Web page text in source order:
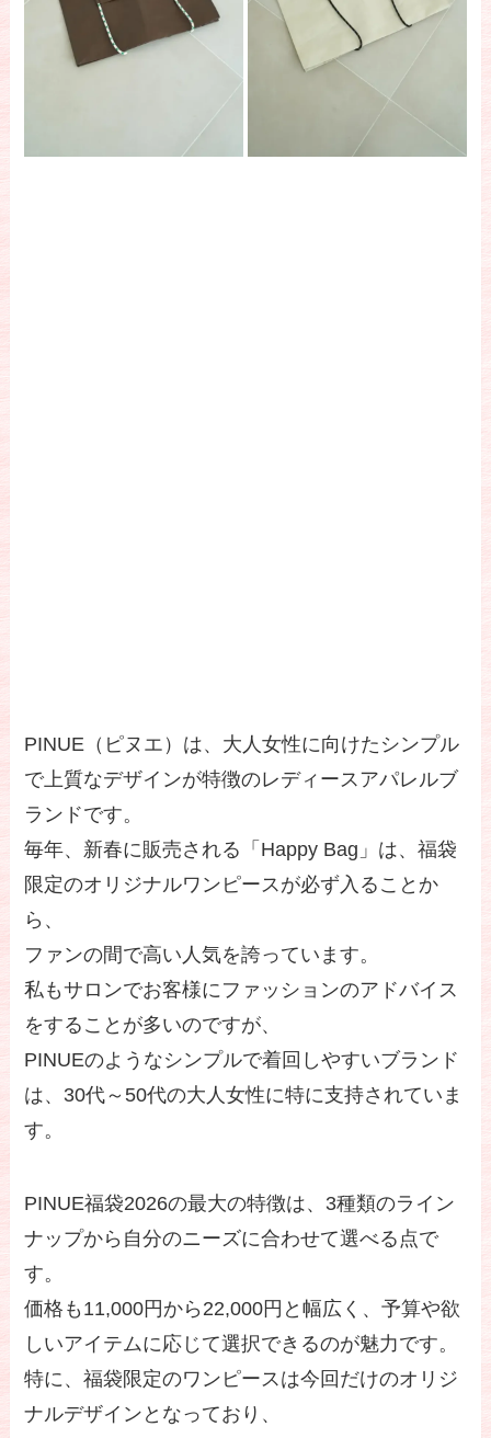
PINUE（ピヌエ）は、大人女性に向けたシンプル
で上質なデザインが特徴のレディースアパレルブ
ランドです。
毎年、新春に販売される「Happy Bag」は、福袋
限定のオリジナルワンピースが必ず入ることか
ら、
ファンの間で高い人気を誇っています。
私もサロンでお客様にファッションのアドバイス
をすることが多いのですが、
PINUEのようなシンプルで着回しやすいブランド
は、30代～50代の大人女性に特に支持されていま
す。
PINUE福袋2026の最大の特徴は、3種類のライン
ナップから自分のニーズに合わせて選べる点で
す。
価格も11,000円から22,000円と幅広く、予算や欲
しいアイテムに応じて選択できるのが魅力です。
特に、福袋限定のワンピースは今回だけのオリジ
ナルデザインとなっており、